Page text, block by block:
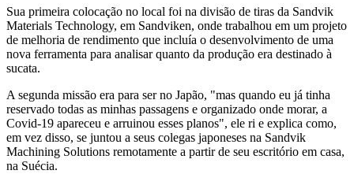
Sua primeira colocação no local foi na divisão de tiras da Sandvik
Materials Technology, em Sandviken, onde trabalhou em um projeto
de melhoria de rendimento que incluía o desenvolvimento de uma
nova ferramenta para analisar quanto da produção era destinado à
sucata.
A segunda missão era para ser no Japão, "mas quando eu já tinha
reservado todas as minhas passagens e organizado onde morar, a
Covid-19 apareceu e arruinou esses planos", ele ri e explica como,
em vez disso, se juntou a seus colegas japoneses na Sandvik
Machining Solutions remotamente a partir de seu escritório em casa,
na Suécia.